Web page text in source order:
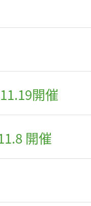
開催
開催